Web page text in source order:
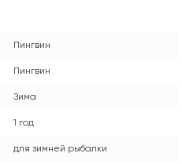
Пингвин
Пингвин
Зима
1 год
для зимней рыбалки